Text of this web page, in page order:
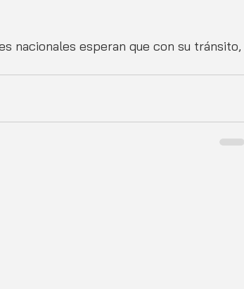
nacionales esperan que con su tránsito,